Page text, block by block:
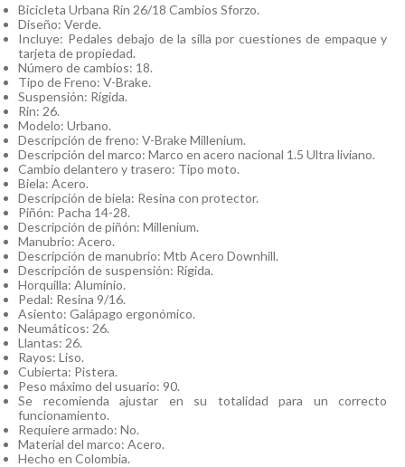
Bicicleta Urbana Rin 26/18 Cambios Sforzo.
Diseño: Verde.
Incluye: Pedales debajo de la silla por cuestiones de empaque y
tarjeta de propiedad.
Número de cambios: 18.
Tipo de Freno: V-Brake.
Suspensión: Rígida.
Rin: 26.
Modelo: Urbano.
Descripción de freno: V-Brake Millenium.
Descripción del marco: Marco en acero nacional 1.5 Ultra liviano.
Cambio delantero y trasero: Tipo moto.
Biela: Acero.
Descripción de biela: Resina con protector.
Piñón: Pacha 14-28.
Descripción de piñón: Millenium.
Manubrio: Acero.
Descripción de manubrio: Mtb Acero Downhill.
Descripción de suspensión: Rígida.
Horquilla: Aluminio.
Pedal: Resina 9/16.
Asiento: Galápago ergonómico.
Neumáticos: 26.
Llantas: 26.
Rayos: Liso.
Cubierta: Pistera.
Peso máximo del usuario: 90.
Se recomienda ajustar en su totalidad para un correcto
funcionamiento.
Requiere armado: No.
Material del marco: Acero.
Hecho en Colombia.